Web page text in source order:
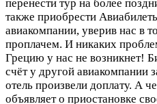
перенести тур на более
также приобрести
авиакомпании, уверив нас в
проплачем. И никаких
Грецию у нас не возникнет!
счёт у другой авиакомпании
отель произвели доплату. А
объявляет о приостановке